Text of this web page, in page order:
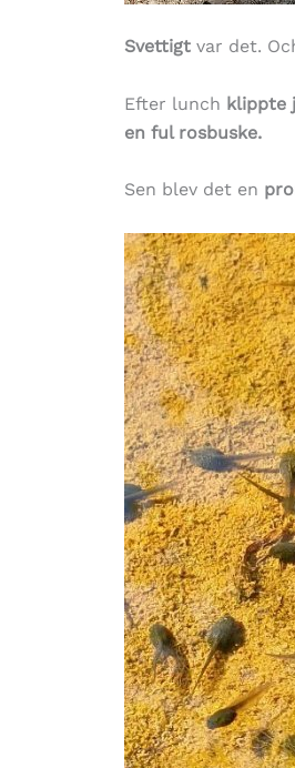
Svettigt var det.
Efter lunch klippte
en ful rosbuske.
Sen blev det en